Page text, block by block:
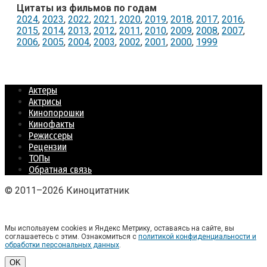
Цитаты из фильмов по годам
2024, 2023, 2022, 2021, 2020, 2019, 2018, 2017, 2016,
2015, 2014, 2013, 2012, 2011, 2010, 2009, 2008, 2007,
2006, 2005, 2004, 2003, 2002, 2001, 2000, 1999
Актеры
Актрисы
Кинопорошки
Кинофакты
Режиссеры
Рецензии
ТОПы
Обратная связь
© 2011–2026 Киноцитатник
Мы используем cookies и Яндекс Метрику, оставаясь на сайте, вы
соглашаетесь с этим. Ознакомиться с политикой конфиденциальности и
обработки персональных данных.
OK